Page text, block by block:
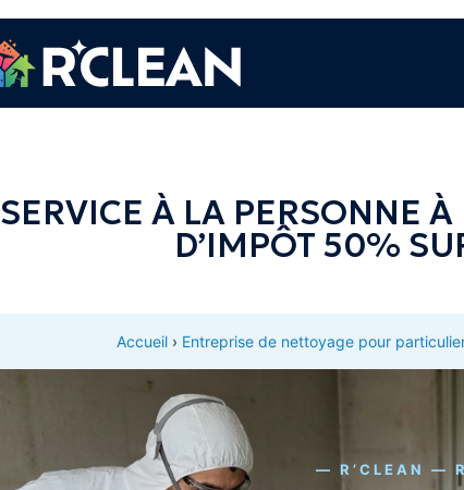
SERVICE À LA PERSONNE
D’IMPÔT 50%
Accueil › Entreprise de nettoyage pour
— R’CLEAN —